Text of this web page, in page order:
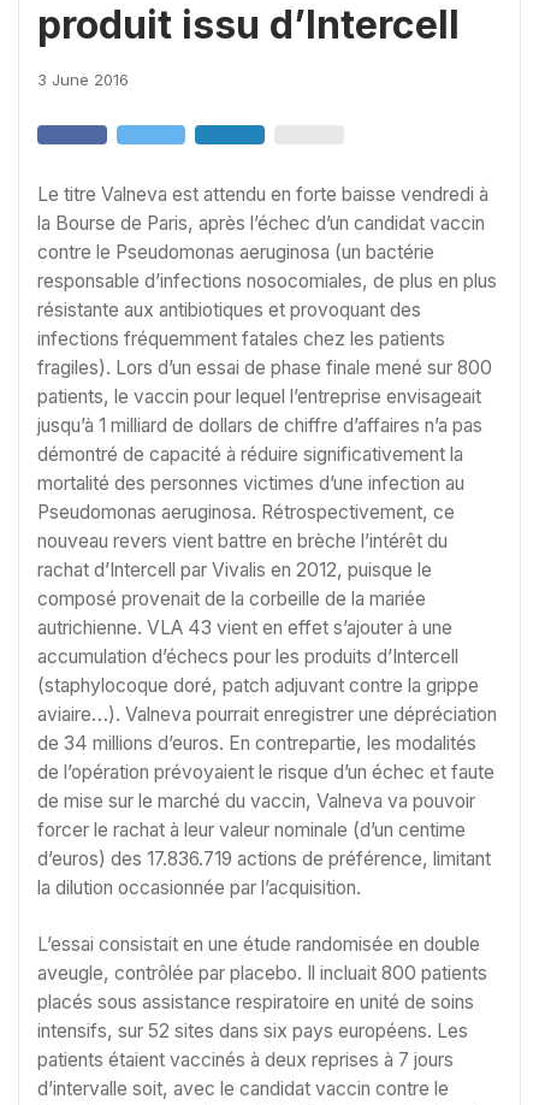
produit issu d’Intercell
3 June 2016
Le titre Valneva est attendu en forte baisse vendredi à
la Bourse de Paris, après l’échec d’un candidat vaccin
contre le Pseudomonas aeruginosa (un bactérie
responsable d’infections nosocomiales, de plus en plus
résistante aux antibiotiques et provoquant des
infections fréquemment fatales chez les patients
fragiles). Lors d’un essai de phase finale mené sur 800
patients, le vaccin pour lequel l’entreprise envisageait
jusqu’à 1 milliard de dollars de chiffre d’affaires n’a pas
démontré de capacité à réduire significativement la
mortalité des personnes victimes d’une infection au
Pseudomonas aeruginosa. Rétrospectivement, ce
nouveau revers vient battre en brèche l’intérêt du
rachat d’Intercell par Vivalis en 2012, puisque le
composé provenait de la corbeille de la mariée
autrichienne. VLA 43 vient en effet s’ajouter à une
accumulation d’échecs pour les produits d’Intercell
(staphylocoque doré, patch adjuvant contre la grippe
aviaire…). Valneva pourrait enregistrer une dépréciation
de 34 millions d’euros. En contrepartie, les modalités
de l’opération prévoyaient le risque d’un échec et faute
de mise sur le marché du vaccin, Valneva va pouvoir
forcer le rachat à leur valeur nominale (d’un centime
d’euros) des 17.836.719 actions de préférence, limitant
la dilution occasionnée par l’acquisition.
L’essai consistait en une étude randomisée en double
aveugle, contrôlée par placebo. Il incluait 800 patients
placés sous assistance respiratoire en unité de soins
intensifs, sur 52 sites dans six pays européens. Les
patients étaient vaccinés à deux reprises à 7 jours
d’intervalle soit, avec le candidat vaccin contre le